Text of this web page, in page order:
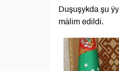
Duşuşykda şu
mälim edildi.